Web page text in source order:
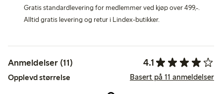
Gratis standardlevering for medlemmer ved kjøp over 499,-.
Alltid gratis levering og retur i Lindex-butikker.
Anmeldelser (11) 4.1
Opplevd størrelse Basert på 11 anmeldelser